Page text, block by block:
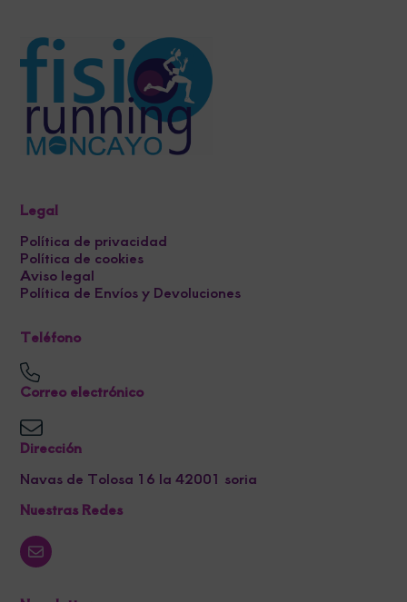
Legal
Política de privacidad
Política de cookies
Aviso legal
Política de Envíos y Devoluciones
Teléfono
Correo electrónico
Dirección
Navas de Tolosa 16 la 42001 soria
Nuestras Redes